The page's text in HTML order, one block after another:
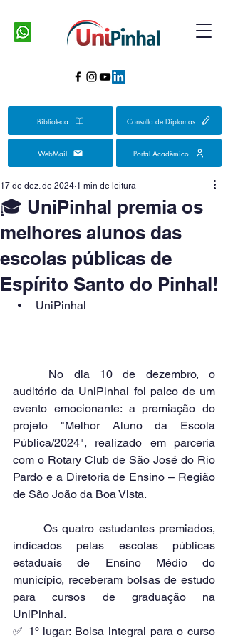
Biblioteca Consulta de Diplomas
WebMail Portal Acadêmico
🎓 UniPinhal premia os
melhores alunos das
escolas públicas de
Espírito Santo do Pinhal!
17 de dez. de 2024 1 min de leitura
UniPinhal
auditório da UniPinhal foi palco de um
evento emocionante: a premiação do
projeto "Melhor Aluno da Escola
Pública/2024", realizado em parceria
com o Rotary Club de São José do Rio
Pardo e a Diretoria de Ensino – Região
de São João da Boa Vista.
indicados pelas escolas públicas
estaduais de Ensino Médio do
município, receberam bolsas de estudo
para cursos de graduação na
UniPinhal.
✅ 1º lugar: Bolsa integral para o curso